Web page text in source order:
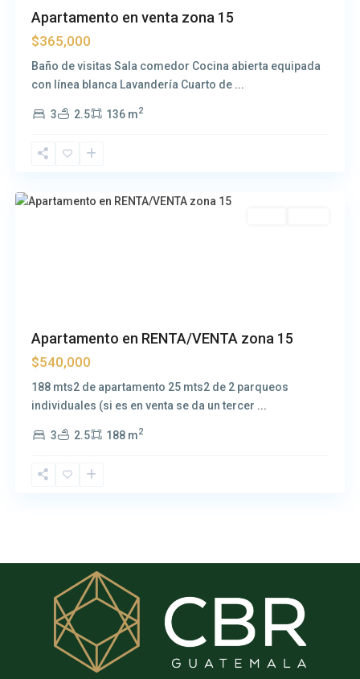
Apartamento en venta zona 15
$365,000
Baño de visitas Sala comedor Cocina abierta equipada
con línea blanca Lavandería Cuarto de ...
3 2.5 136 m2
Zona
Apartamento en RENTA/VENTA zona 15
$540,000
188 mts2 de apartamento 25 mts2 de 2 parqueos
individuales (si es en venta se da un tercer ...
3 2.5 188 m2